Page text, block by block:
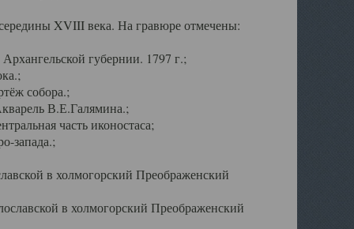
XVIII века. На гравюре отмечены:
губернии. 1797 г.;
собора.;
В.Е.Галямина.;
часть иконостаса;
запада.;
в холмогорский Преображенский
в холмогорский Преображенский